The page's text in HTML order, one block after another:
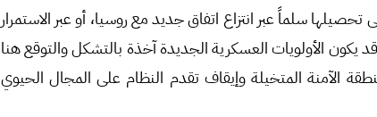
سلماً عبر انتزاع اتفاق جديد مع روسيا، أو عبر الاستمرار
الأولويات العسكرية الجديدة آخذة بالتشكل والتوقع هنا
الآمنة المتخيلة وإيقاف تقدم النظام على المجال الحيوي